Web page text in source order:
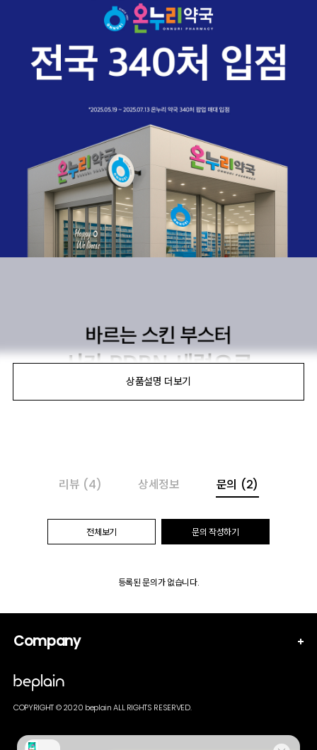
리뷰 (4) 상세정보 문의 (2)
전체보기 문의 작성하기
등록된 문의가 없습니다.
Company
COPYRIGHT © 2020 beplain ALL RIGHTS RESERVED.